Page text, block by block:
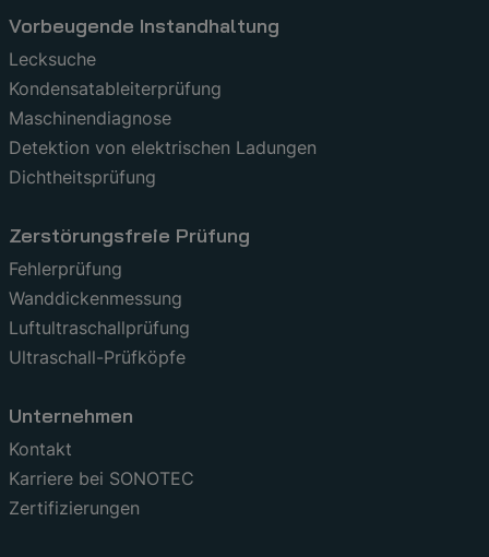
Vorbeugende Instandhaltung
Lecksuche
Kondensatableiterprüfung
Maschinendiagnose
Detektion von elektrischen Ladungen
Dichtheitsprüfung
Zerstörungsfreie Prüfung
Fehlerprüfung
Wanddickenmessung
Luftultraschallprüfung
Ultraschall-Prüfköpfe
Unternehmen
Kontakt
Karriere bei SONOTEC
Zertifizierungen